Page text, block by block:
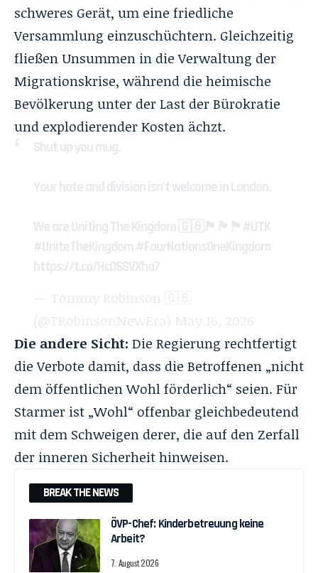
schweres Gerät, um eine friedliche
Versammlung einzuschüchtern. Gleichzeitig
fließen Unsummen in die Verwaltung der
Migrationskrise, während die heimische
Bevölkerung unter der Last der Bürokratie
und explodierender Kosten ächzt.
Shut up you mug.
Your hate and division isn't welcome in London.
We are Uniting The Kingdom 🇬🇧🏴󠁧󠁢󠁥󠁮󠁧󠁿🏴󠁧󠁢󠁳󠁣󠁴󠁿🏴󠁧󠁢󠁷󠁬󠁳󠁿#UTK
#UniteTheKingdom#FourNationsOneKingdom
https://t.co/HcDSSVXha7
— Tommy Robinson 🇬🇧
(@TRobinsonNewEra) May 16, 2026
Die andere Sicht: Die Regierung rechtfertigt
die Verbote damit, dass die Betroffenen „nicht
dem öffentlichen Wohl förderlich“ seien. Für
Starmer ist „Wohl“ offenbar gleichbedeutend
mit dem Schweigen derer, die auf den Zerfall
der inneren Sicherheit hinweisen.
BREAK THE NEWS
ÖVP-Chef: Kinderbetreuung keine
Arbeit?
7. August 2026